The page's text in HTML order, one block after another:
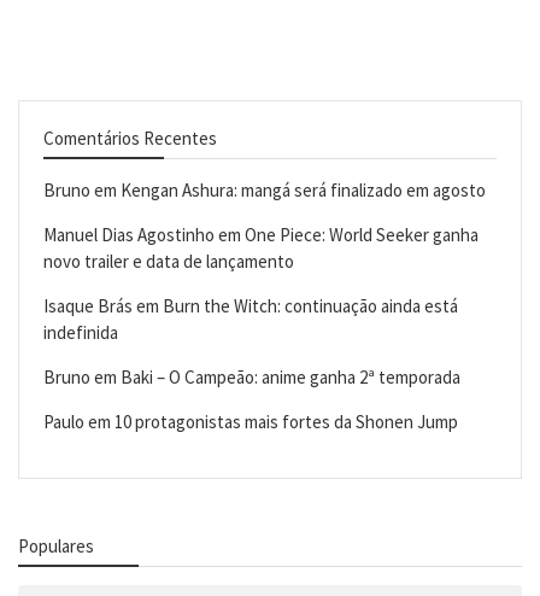
Comentários Recentes
Bruno em Kengan Ashura: mangá será finalizado em agosto
Manuel Dias Agostinho em One Piece: World Seeker ganha
novo trailer e data de lançamento
Isaque Brás em Burn the Witch: continuação ainda está
indefinida
Bruno em Baki – O Campeão: anime ganha 2ª temporada
Paulo em 10 protagonistas mais fortes da Shonen Jump
Populares